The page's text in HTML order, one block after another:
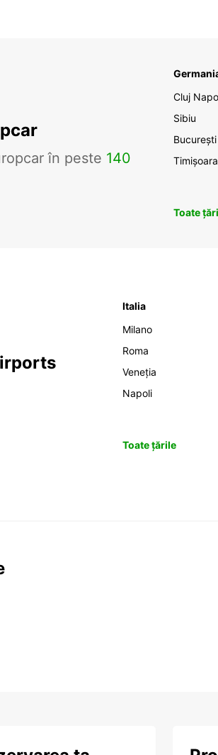
în peste 140
Cluj
Sibiu
București
Timișoara
Toate
Italia
Milano
Roma
Veneția
Napoli
Toate țările